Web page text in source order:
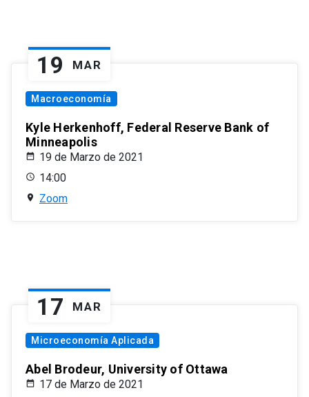
19 MAR
Macroeconomía
Kyle Herkenhoff, Federal Reserve Bank of
Minneapolis
19 de Marzo de 2021
14:00
Zoom
17 MAR
Microeconomía Aplicada
Abel Brodeur, University of Ottawa
17 de Marzo de 2021